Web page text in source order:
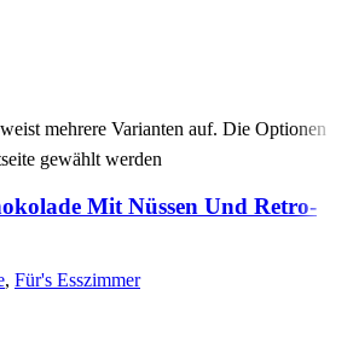
mehrere Varianten auf. Die Optionen
gewählt werden
Mit Nüssen Und Retro-
, Für's Esszimmer